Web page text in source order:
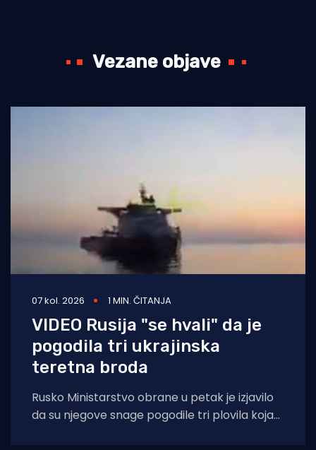
Vezane objave
07 kol. 2026 1 MIN. ČITANJA
VIDEO Rusija "se hvali" da je
pogodila tri ukrajinska
teretna broda
Rusko Ministarstvo obrane u petak je izjavilo
da su njegove snage pogodile tri plovila koja